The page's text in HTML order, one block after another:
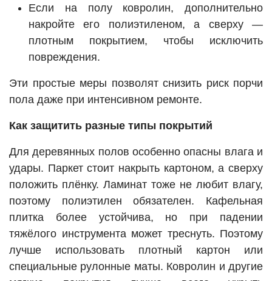
Если на полу ковролин, дополнительно
накройте его полиэтиленом, а сверху —
плотным покрытием, чтобы исключить
повреждения.
Эти простые меры позволят снизить риск порчи
пола даже при интенсивном ремонте.
Как защитить разные типы покрытий
Для деревянных полов особенно опасны влага и
удары. Паркет стоит накрыть картоном, а сверху
положить плёнку. Ламинат тоже не любит влагу,
поэтому полиэтилен обязателен. Кафельная
плитка более устойчива, но при падении
тяжёлого инструмента может треснуть. Поэтому
лучше использовать плотный картон или
специальные рулонные маты. Ковролин и другие